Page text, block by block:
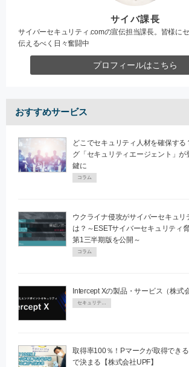
サイバ課長
サイバーセキュリティ.comの宣伝担当課長。皆様に
伝えるべく日々奮闘中
プロフィールはこちら
おすすめサービス
どこでセキュリティ人材を確保する
グ「セキュリティエージェント」が
鍵に
コラム
ウクライナ侵攻がサイバーセキュリ
は？～ESETサイバーセキュリティ
第1三半期版を公開～
コラム
Intercept Xの製品・サービス（株式
セキュリティPR
取得率100％！Pマークが取得でき
で決まる【株式会社UPF】